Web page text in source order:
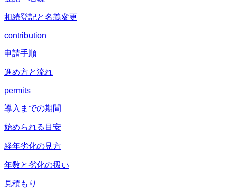
相続登記と名義変更
contribution
申請手順
進め方と流れ
permits
導入までの期間
始められる目安
経年劣化の見方
年数と劣化の扱い
見積もり